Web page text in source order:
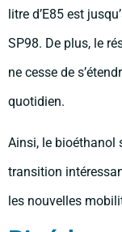
litre d’E85 est
SP98. De plus, le
ne cesse de
quotidien.
Ainsi, le bioéthanol
transition
les nouvelles